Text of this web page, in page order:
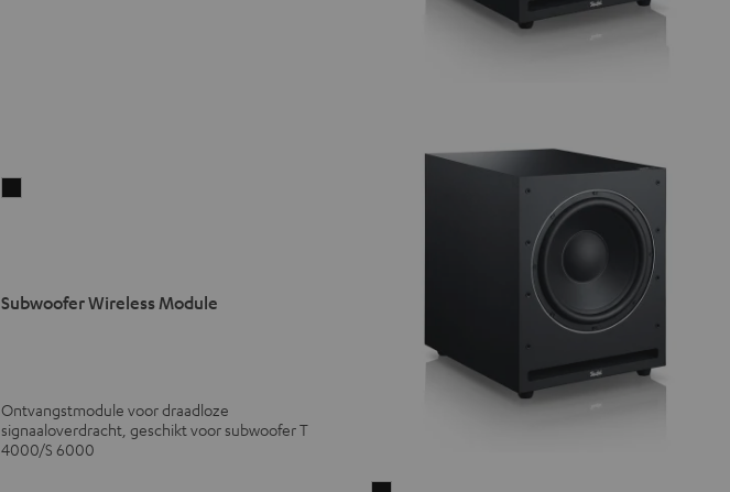
versie
Subwoofer Wireless Module
Ontvangstmodule voor draadloze
signaaloverdracht, geschikt voor subwoofer T
4000/S 6000